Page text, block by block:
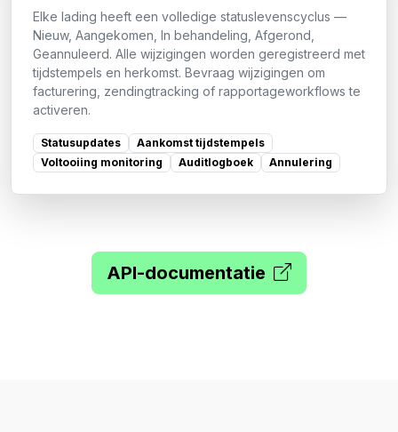
Elke lading heeft een volledige statuslevenscyclus —
Nieuw, Aangekomen, In behandeling, Afgerond,
Geannuleerd. Alle wijzigingen worden geregistreerd met
tijdstempels en herkomst. Bevraag wijzigingen om
facturering, zendingtracking of rapportageworkflows te
activeren.
Statusupdates
Aankomst tijdstempels
Voltooiing monitoring
Auditlogboek Annulering
API-documentatie